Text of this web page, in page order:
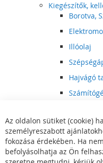
Kiegészítők,
Borotva,
Illóolaj
Hajvágó
Hajvágó
Szórakoztató
Multimédia
DVD,
Az oldalon sütiket (cookie)
személyreszabott
fokozása érdekében. Ha
befolyásolhatja az Ön